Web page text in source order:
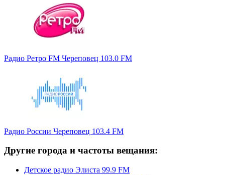
Радио Ретро FM Череповец 103.0 FM
Радио России Череповец 103.4 FM
Другие города и частоты вещания:
Детское радио Элиста 99.9 FM